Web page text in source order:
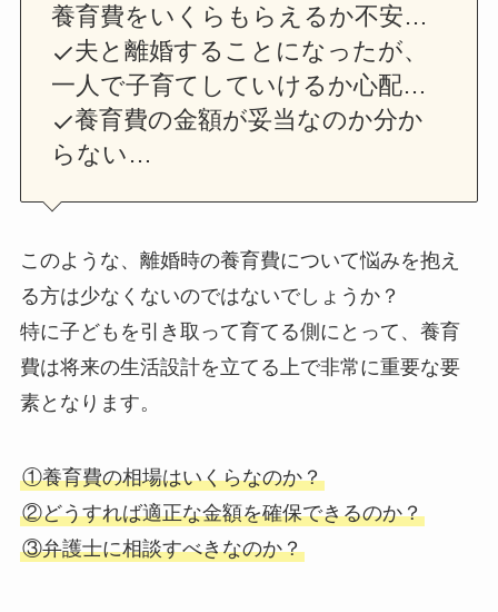
養育費をいくらもらえるか不安…
夫と離婚することになったが、
一人で子育てしていけるか心配…
養育費の金額が妥当なのか分か
らない…
このような、離婚時の養育費について悩みを抱え
る方は少なくないのではないでしょうか？
特に子どもを引き取って育てる側にとって、養育
費は将来の生活設計を立てる上で非常に重要な要
素となります。
①養育費の相場はいくらなのか？
②どうすれば適正な金額を確保できるのか？
③弁護士に相談すべきなのか？